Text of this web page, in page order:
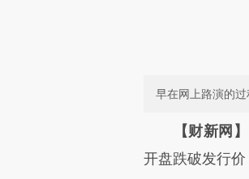
早在网上路演的
请务必在
[https://
【财新网】
开盘跌破发行价